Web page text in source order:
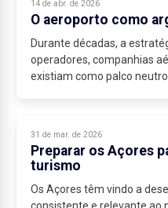
14 de abr. de 2026
O aeroporto como
Durante décadas, a
operadores, companhias
existiam como palco
31 de mar. de 2026
Preparar os Açores
turismo
Os Açores têm vindo a